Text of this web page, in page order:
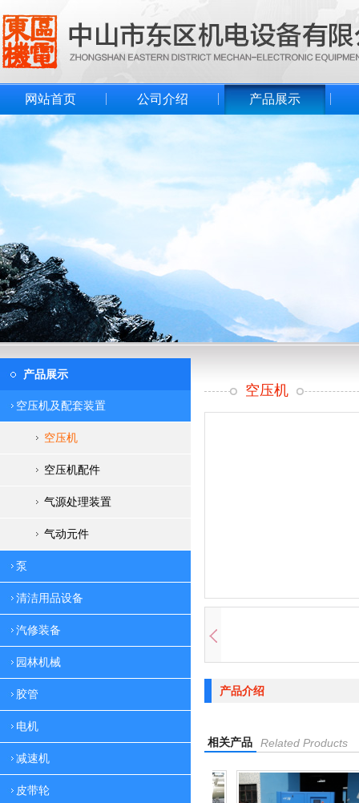
网站首页 公司介绍 产品展示
产品展示
空压机及配套装置
空压机
空压机配件
气源处理装置
气动元件
泵
清洁用品设备
汽修装备
园林机械
胶管
电机
减速机
皮带轮
空压机
产品介绍
相关产品 Related Products